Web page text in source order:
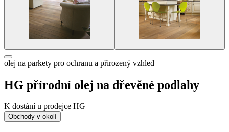
olej na parkety pro ochranu a přirozený vzhled
HG přírodní olej na dřevěné podlahy
K dostání u prodejce HG
Obchody v okolí